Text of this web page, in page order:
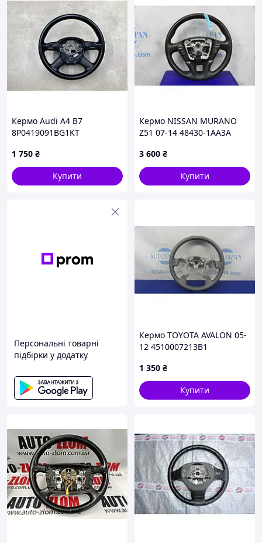
Кермо Audi A4 B7
8P0419091BG1KT
1 750 ₴
Купити
Кермо NISSAN MURANO
Z51 07-14 48430-1AA3A
3 600 ₴
Купити
Персональні товарні
підбірки у додатку
Кермо TOYOTA AVALON 05-
12 4510007213B1
1 350 ₴
Купити